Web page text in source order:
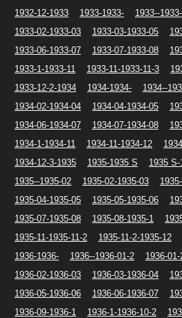
1932-12-1933
1933-1933-
1933--
1933-02-1933-03
1933-03-1933-05
1933-06-1933-07
1933-07-1933-08
1933-1-1933-11
1933-11-1933-11-3
1933-12-2-1934
1934-1934-
1934--
1934-02-1934-04
1934-04-1934-05
1934-06-1934-07
1934-07-1934-08
1934-1-1934-11
1934-11-1934-12
1934-12-3-1935
1935-1935 S
1935 S-
1935--1935-02
1935-02-1935-03
1935-04-1935-05
1935-05-1935-06
1935-07-1935-08
1935-08-1935-1
1935-11-1935-11-2
1935-11-2-1935-12
1936-1936-
1936--1936-01-2
1936-
1936-02-1936-03
1936-03-1936-04
1936-05-1936-06
1936-06-1936-07
1936-09-1936-1
1936-1-1936-10-2